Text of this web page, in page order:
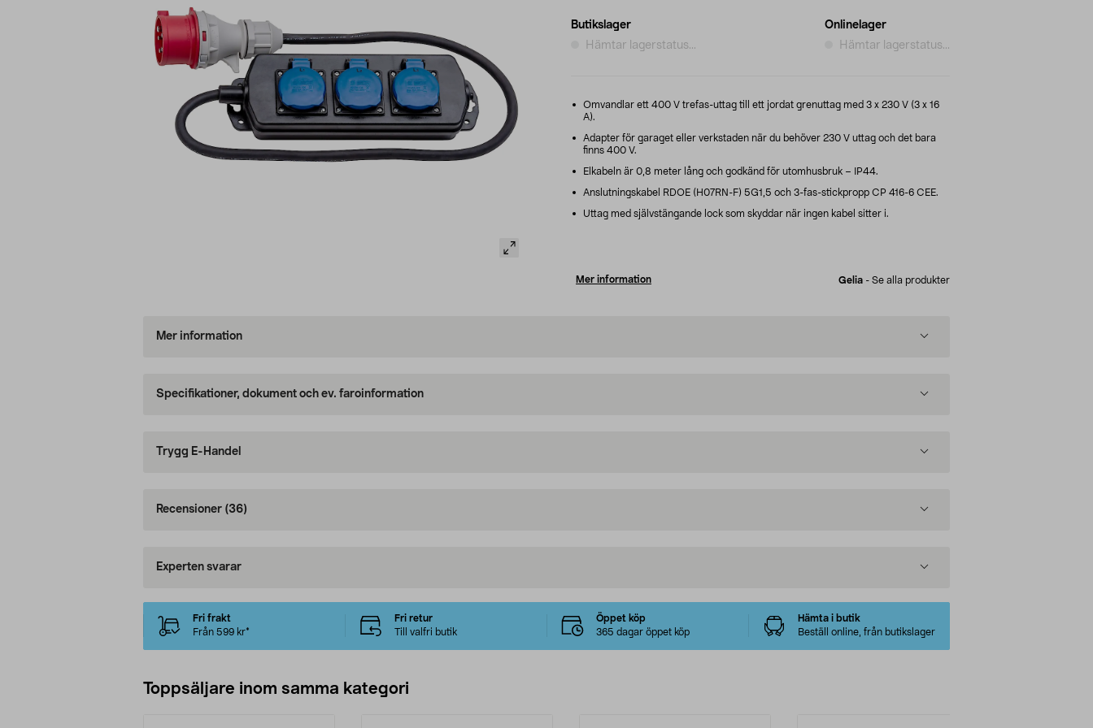
Butikslager
Hämtar lagerstatus...
Onlinelager
Hämtar lagerstatus...
Omvandlar ett 400 V trefas-uttag till ett jordat grenuttag med 3 x 230 V (3 x 16
A).
Adapter för garaget eller verkstaden när du behöver 230 V uttag och det bara
finns 400 V.
Elkabeln är 0,8 meter lång och godkänd för utomhusbruk – IP44.
Anslutningskabel RDOE (H07RN-F) 5G1,5 och 3-fas-stickpropp CP 416-6 CEE.
Uttag med självstängande lock som skyddar när ingen kabel sitter i.
Mer information Gelia - Se alla produkter
Mer information
Specifikationer, dokument och ev. faroinformation
Trygg E-Handel
Recensioner (36)
Experten svarar
Fri frakt
Från 599 kr*
Fri retur
Till valfri butik
Öppet köp
365 dagar öppet köp
Hämta i butik
Beställ online, från butikslager
Toppsäljare inom samma kategori